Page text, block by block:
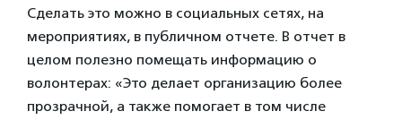
Сделать это можно в социальных сетях, на
мероприятиях, в публичном отчете. В отчет в
целом полезно помещать информацию о
волонтерах: «Это делает организацию более
прозрачной, а также помогает в том числе